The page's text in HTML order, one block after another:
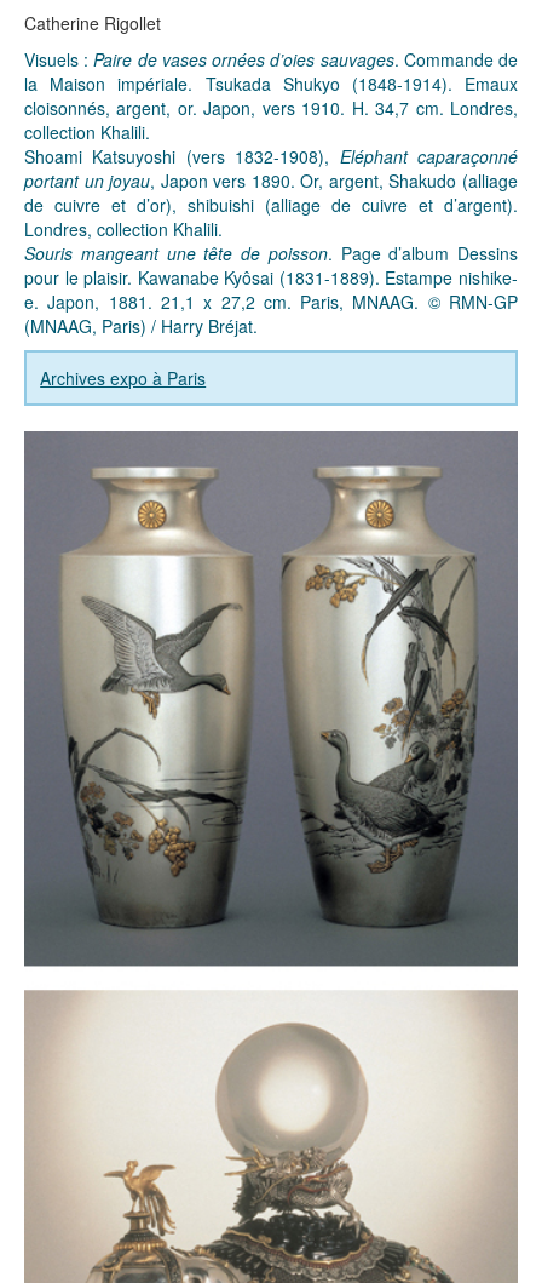
Catherine Rigollet
Visuels :Paire de vases ornées d’oies sauvages. Commande de
la Maison impériale. Tsukada Shukyo (1848-1914). Emaux
cloisonnés, argent, or. Japon, vers 1910. H. 34,7 cm. Londres,
collection Khalili.
Shoami Katsuyoshi (vers 1832-1908), Eléphant caparaçonné
portant un joyau, Japon vers 1890. Or, argent, Shakudo (alliage
de cuivre et d’or), shibuishi (alliage de cuivre et d’argent).
Londres, collection Khalili.
Souris mangeant une tête de poisson. Page d’album Dessins
pour le plaisir. Kawanabe Kyôsai (1831-1889). Estampe nishike-
e. Japon, 1881. 21,1 x 27,2 cm. Paris, MNAAG. © RMN-GP
(MNAAG, Paris) / Harry Bréjat.
Archives expo à Paris